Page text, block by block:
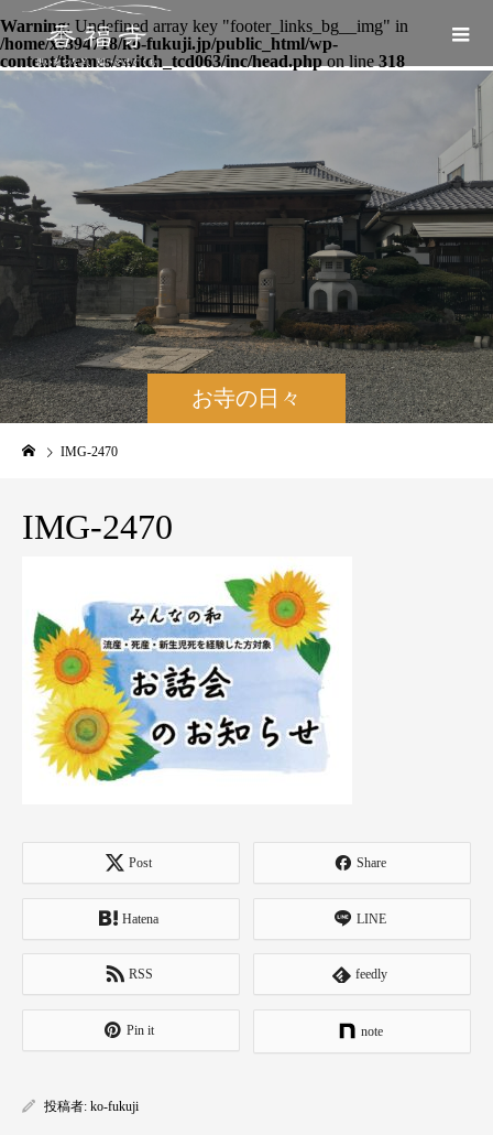
Warning: Undefined array key "footer_links_bg__img" in
/home/xs394718/ko-fukuji.jp/public_html/wp-
content/themes/switch_tcd063/inc/head.php on line 318
お寺の日々
IMG-2470
IMG-2470
Post Share
Hatena LINE
RSS feedly
Pin it note
投稿者: ko-fukuji